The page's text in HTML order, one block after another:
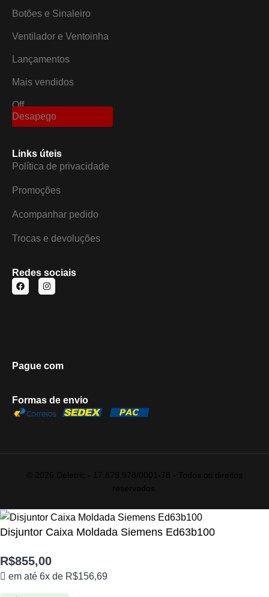
Botões e Sinaleiro
Ventilador e Ventoinha
Lançamentos
Mais vendidos
Off
Desapego
Links úteis
Política de privacidade
Promoções
Acompanhar pedido
Trocas e devoluções
Redes sociais
Pague com
Formas de envio
Disjuntor Caixa Moldada Siemens Ed63b100
R$855,00
em até 6x de R$156,69